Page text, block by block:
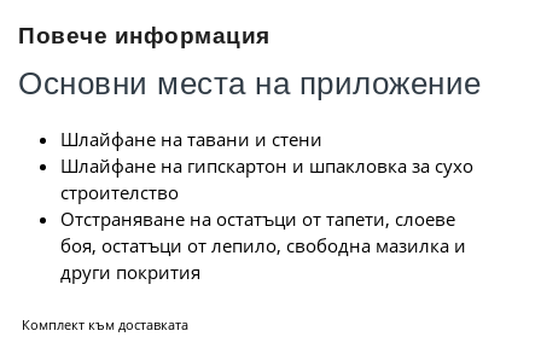
Повече информация
Основни места на приложение
Шлайфане на тавани и стени
Шлайфане на гипскартон и шпакловка за сухо
строителство
Отстраняване на остатъци от тапети, слоеве
боя, остатъци от лепило, свободна мазилка и
други покрития
Комплект към доставката